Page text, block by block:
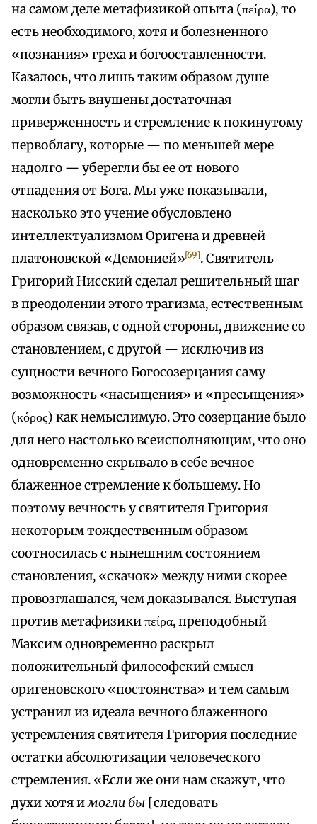
на самом деле метафизикой опыта (πείρα), то
есть необходимого, хотя и болезненного
«познания» греха и богооставленности.
Казалось, что лишь таким образом душе
могли быть внушены достаточная
приверженность и стремление к покинутому
первоблагу, которые — по меньшей мере
надолго — уберегли бы ее от нового
отпадения от Бога. Мы уже показывали,
насколько это учение обусловлено
интеллектуализмом Оригена и древней
платоновской «Демонией»[69]. Святитель
Григорий Нисский сделал решительный шаг
в преодолении этого трагизма, естественным
образом связав, с одной стороны, движение со
становлением, с другой — исключив из
сущности вечного Богосозерцания саму
возможность «насыщения» и «пресыщения»
(κόρος) как немыслимую. Это созерцание было
для него настолько всеисполняющим, что оно
одновременно скрывало в себе вечное
блаженное стремление к большему. Но
поэтому вечность у святителя Григория
некоторым тождественным образом
соотносилась с нынешним состоянием
становления, «скачок» между ними скорее
провозглашался, чем доказывался. Выступая
против метафизики πείρα, преподобный
Максим одновременно раскрыл
положительный философский смысл
оригеновского «постоянства» и тем самым
устранил из идеала вечного блаженного
устремления святителя Григория последние
остатки абсолютизации человеческого
стремления. «Если же они нам скажут, что
духи хотя имогли бы [следовать